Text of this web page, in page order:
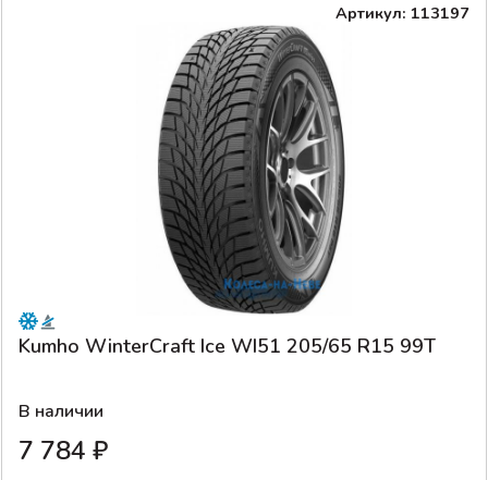
Артикул: 113197
Kumho WinterCraft Ice WI51 205/65 R15 99T
В наличии
7 784 ₽